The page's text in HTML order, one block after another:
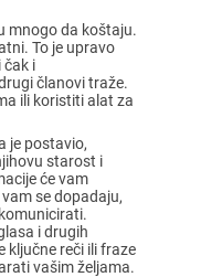
mnogo da koštaju.
To je upravo
čak i
članovi traže.
ili koristiti alat za
je postavio,
starost i
će vam
se dopadaju,
i drugih
ključne reči ili fraze
vašim željama.